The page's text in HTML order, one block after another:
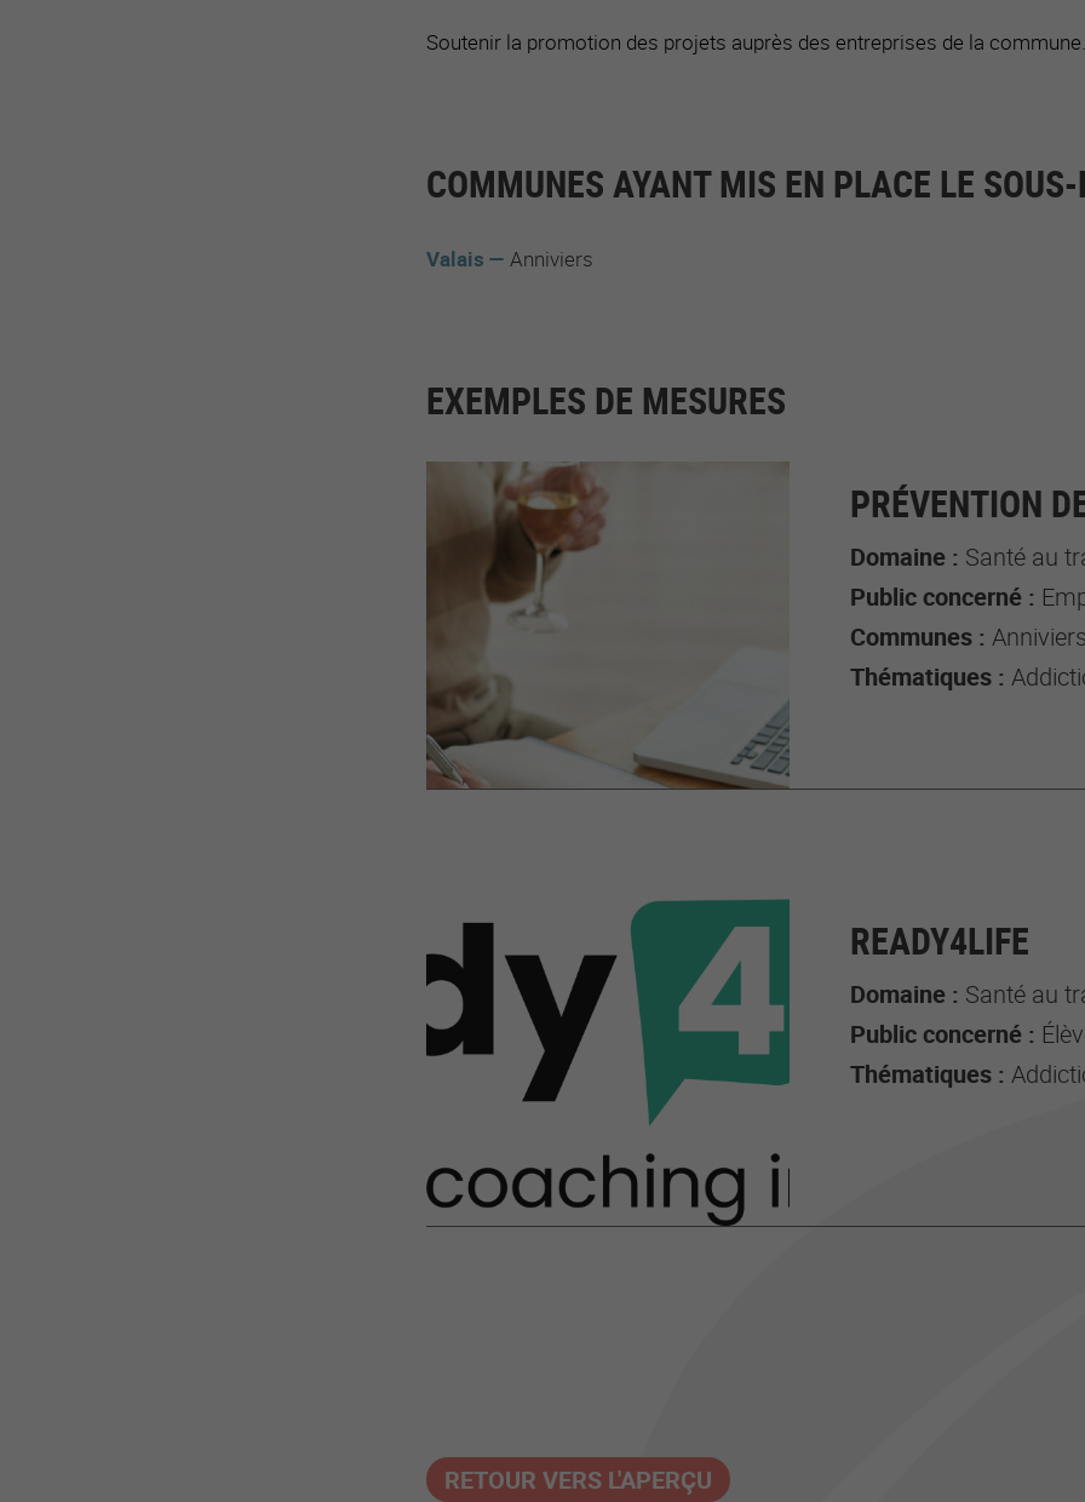
Soutenir la promotion des projets auprès des entreprises de la commune.
COMMUNES AYANT MIS EN PLACE LE
Valais Anniviers
EXEMPLES DE MESURES
PRÉVENTION
Domaine : Santé au
Public concerné :
Communes : Anniviers
Thématiques :
READY4LIFE
Domaine : Santé au
Public concerné :
Thématiques :
RETOUR VERS L'APERÇU